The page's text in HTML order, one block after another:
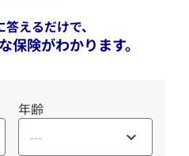
えるだけで、
保険がわかります。
年齢
---